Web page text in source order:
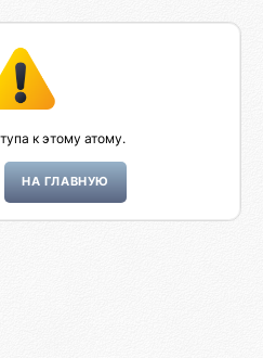
к этому атому.
НА ГЛАВНУЮ